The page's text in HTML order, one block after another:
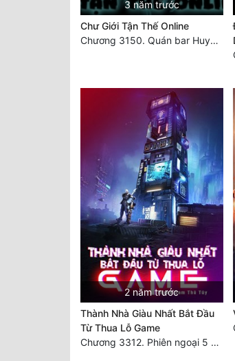
3 năm trước
Chư Giới Tận Thế Online
Chương 3150. Quán bar Huyết Hải. Hết
2 năm trước
Thành Nhà Giàu Nhất Bắt Đầu
Từ Thua Lỗ Game
Chương 3312. Phiên ngoại 5 – Tựa game này cũng ra gì đấy! (2)